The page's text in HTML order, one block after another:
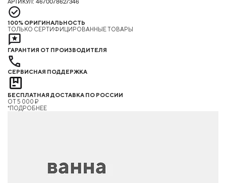
АРТИКУЛ: 4670078627346
100% ОРИГИНАЛЬНОСТЬ
ТОЛЬКО СЕРТИФИЦИРОВАННЫЕ ТОВАРЫ
ГАРАНТИЯ ОТ ПРОИЗВОДИТЕЛЯ
СЕРВИСНАЯ ПОДДЕРЖКА
БЕСПЛАТНАЯ ДОСТАВКА ПО РОССИИ
ОТ 5 000 ₽
*ПОДРОБНЕЕ